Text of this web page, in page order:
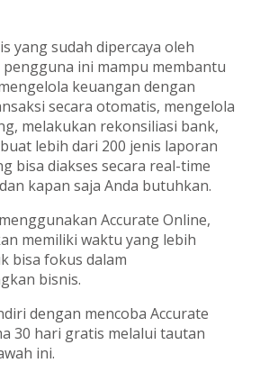
yang sudah dipercaya oleh
ini mampu membantu
keuangan dengan
secara otomatis, mengelola
melakukan rekonsiliasi bank,
lebih dari 200 jenis laporan
bisa diakses secara real-time
kapan saja Anda butuhkan.
Accurate Online,
memiliki waktu yang lebih
bisa fokus dalam
bisnis.
dengan mencoba Accurate
30 hari gratis melalui tautan
ini.